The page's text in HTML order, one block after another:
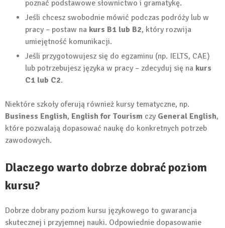
poznać podstawowe słownictwo i gramatykę.
Jeśli chcesz swobodnie mówić podczas podróży lub w
pracy – postaw na kurs B1 lub B2, który rozwija
umiejętność komunikacji.
Jeśli przygotowujesz się do egzaminu (np. IELTS, CAE)
lub potrzebujesz języka w pracy – zdecyduj się na kurs
C1 lub C2.
Niektóre szkoły oferują również kursy tematyczne, np.
Business English, English for Tourism czy General English,
które pozwalają dopasować naukę do konkretnych potrzeb
zawodowych.
Dlaczego warto dobrze dobrać poziom
kursu?
Dobrze dobrany poziom kursu językowego to gwarancja
skutecznej i przyjemnej nauki. Odpowiednie dopasowanie